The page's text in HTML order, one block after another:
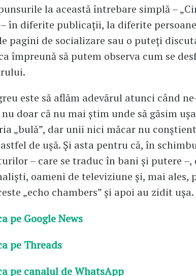
la această întrebare simplă –
– în diferite publicații, la diferite
pagini de socializare sau o puteți
împreună să putem observa cum se
este să aflăm adevărul atunci când
doar că nu mai știm unde să găsim
„bulă”, dar unii nici măcar nu
de ușă. Și asta pentru că, în
– care se traduc în bani și putere
oameni de televiziune și, mai ales,
„echo chambers” și apoi au zidit ușa.
pe Google News
pe Threads
pe canalul de WhatsApp